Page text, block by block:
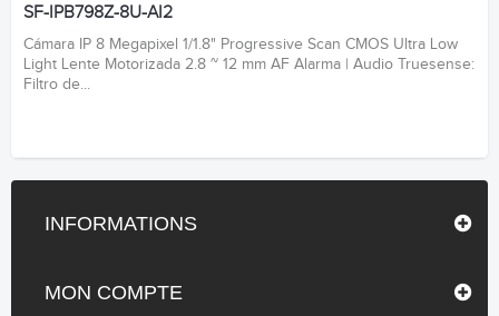
SF-IPB798Z-8U-AI2
Cámara IP 8 Megapixel 1/1.8" Progressive Scan CMOS Ultra Low
Light Lente Motorizada 2.8 ~ 12 mm AF Alarma | Audio Truesense:
Filtro de...
INFORMATIONS
MON COMPTE